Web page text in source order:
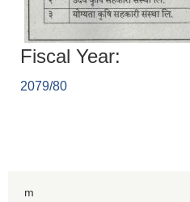
Fiscal Year:
2079/80
m